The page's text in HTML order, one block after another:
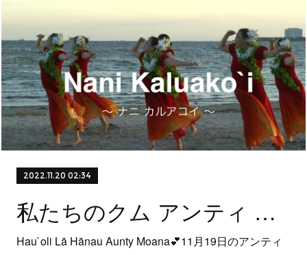
2022.11.20 02:34
私たちのクム アンティ モアナ
Hau`oli Lā Hānau Aunty Moana💕11月19日のアンティ